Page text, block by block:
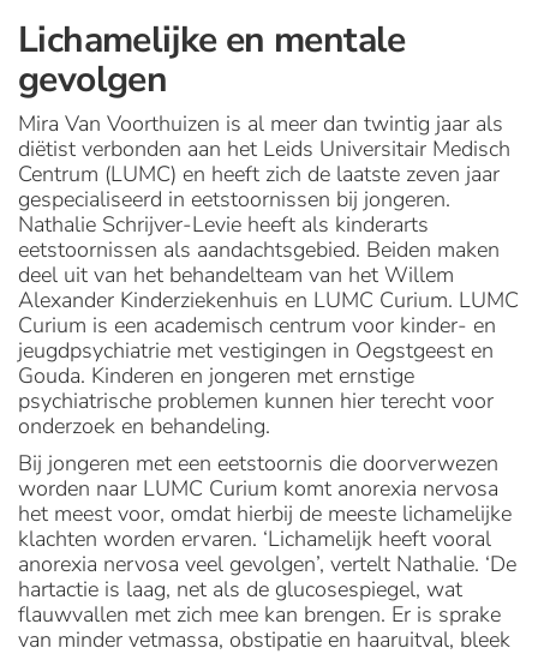
Lichamelijke en mentale
gevolgen
Mira Van Voorthuizen is al meer dan twintig jaar als
diëtist verbonden aan het Leids Universitair Medisch
Centrum (LUMC) en heeft zich de laatste zeven jaar
gespecialiseerd in eetstoornissen bij jongeren.
Nathalie Schrijver-Levie heeft als kinderarts
eetstoornissen als aandachtsgebied. Beiden maken
deel uit van het behandelteam van het Willem
Alexander Kinderziekenhuis en LUMC Curium. LUMC
Curium is een academisch centrum voor kinder- en
jeugdpsychiatrie met vestigingen in Oegstgeest en
Gouda. Kinderen en jongeren met ernstige
psychiatrische problemen kunnen hier terecht voor
onderzoek en behandeling.
Bij jongeren met een eetstoornis die doorverwezen
worden naar LUMC Curium komt anorexia nervosa
het meest voor, omdat hierbij de meeste lichamelijke
klachten worden ervaren. ‘Lichamelijk heeft vooral
anorexia nervosa veel gevolgen’, vertelt Nathalie. ‘De
hartactie is laag, net als de glucose­spiegel, wat
flauwvallen met zich mee kan brengen. Er is sprake
van minder vetmassa, obstipatie en haaruitval, bleek